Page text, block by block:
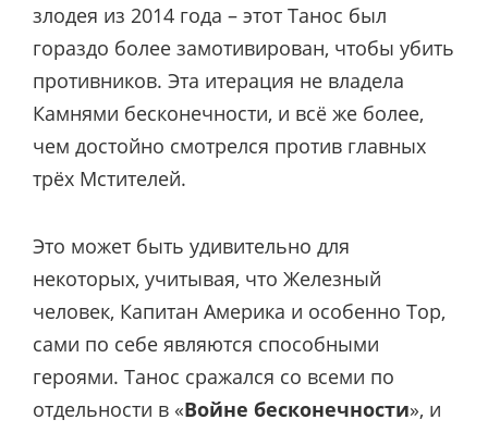
злодея из 2014 года – этот Танос был
гораздо более замотивирован, чтобы убить
противников. Эта итерация не владела
Камнями бесконечности, и всё же более,
чем достойно смотрелся против главных
трёх Мстителей.
Это может быть удивительно для
некоторых, учитывая, что Железный
человек, Капитан Америка и особенно Тор,
сами по себе являются способными
героями. Танос сражался со всеми по
отдельности в «Войне бесконечности», и